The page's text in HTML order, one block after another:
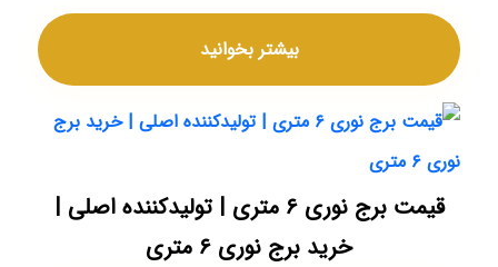
بیشتر بخوانید
قیمت برج نوری ۶ متری | تولیدکننده اصلی |
خرید برج نوری ۶ متری